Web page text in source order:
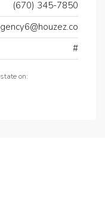
(670) 345-7850
#
on: